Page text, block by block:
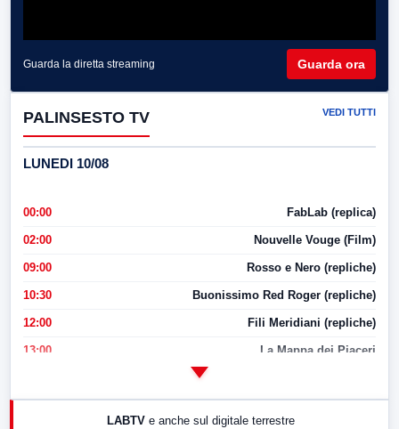
Guarda la diretta streaming Guarda ora
PALINSESTO TV VEDI TUTTI
LUNEDI 10/08
00:00 FabLab (replica)
02:00 Nouvelle Vouge (Film)
09:00 Rosso e Nero (repliche)
10:30 Buonissimo Red Roger (repliche)
12:00 Fili Meridiani (repliche)
13:00 La Mappa dei Piaceri
LABTV e anche sul digitale terrestre